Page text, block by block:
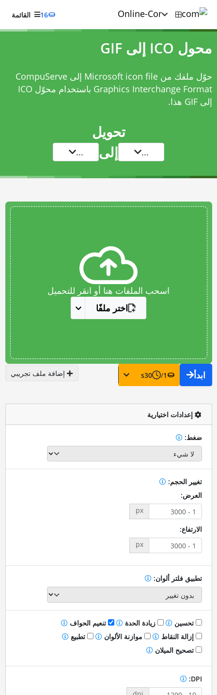
16 القائمة
محول ICO إلى GIF
حوّل ملفك من Microsoft icon file إلى CompuServe
Graphics Interchange Format باستخدام
محوّل ICO
إلى GIF
هذا.
تحويل
... إلى ...
اسحب الملفات هنا أو انقر للتحميل
اختر ملفًا
ابدأ 1
/
30
s إضافة ملف تجريبي
إعدادات اختيارية
ضغط:
تغيير الحجم:
العرض:
px
الارتفاع:
px
تطبيق فلتر ألوان:
تحسين زيادة الحدة
تنعيم الحواف
إزالة النقاط
موازنة الألوان
تطبيع
تصحيح الميلان
DPI: